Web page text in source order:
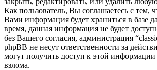
Как пользователь, Вы соглашаетесь с тем,
Вами информация будет храниться в базе
время, данная информация не будет
без Вашего согласия, администрация
phpBB не несут ответственности за
могут получить доступ к этой информации
взлома.